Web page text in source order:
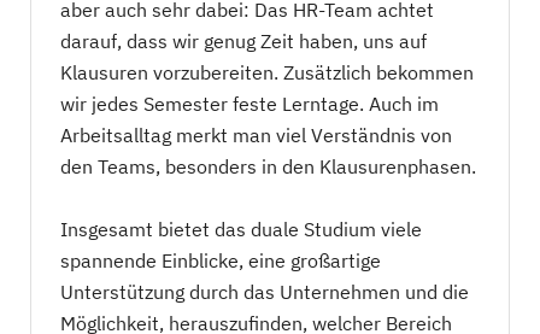
aber auch sehr dabei: Das HR-Team achtet
darauf, dass wir genug Zeit haben, uns auf
Klausuren vorzubereiten. Zusätzlich bekommen
wir jedes Semester feste Lerntage. Auch im
Arbeitsalltag merkt man viel Verständnis von
den Teams, besonders in den Klausurenphasen.
Insgesamt bietet das duale Studium viele
spannende Einblicke, eine großartige
Unterstützung durch das Unternehmen und die
Möglichkeit, herauszufinden, welcher Bereich